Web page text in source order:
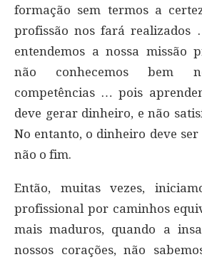
formação sem termos a
profissão nos fará realizados
entendemos a nossa missão
não conhecemos bem
competências … pois
deve gerar dinheiro, e não
No entanto, o dinheiro deve ser
não o fim.
Então, muitas vezes,
profissional por caminhos
mais maduros, quando a
nossos corações, não